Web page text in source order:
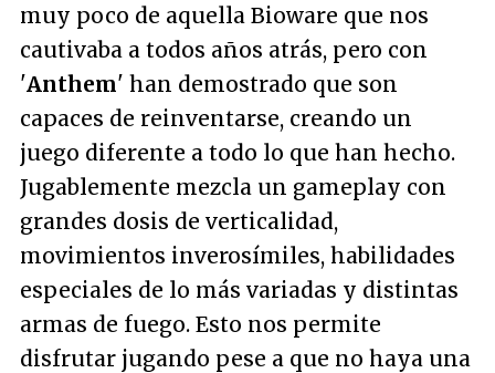
muy poco de aquella Bioware que nos
cautivaba a todos años atrás, pero con
'Anthem' han demostrado que son
capaces de reinventarse, creando un
juego diferente a todo lo que han hecho.
Jugablemente mezcla un gameplay con
grandes dosis de verticalidad,
movimientos inverosímiles, habilidades
especiales de lo más variadas y distintas
armas de fuego. Esto nos permite
disfrutar jugando pese a que no haya una